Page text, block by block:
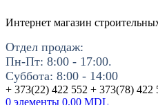
Интернет магазин
Отдел продаж:
Пн-Пт: 8:00 - 17:00.
Суббота: 8:00 - 14:00
+ 373(22) 422 552 + 373(78) 422
0 элементы 0.00 MDL